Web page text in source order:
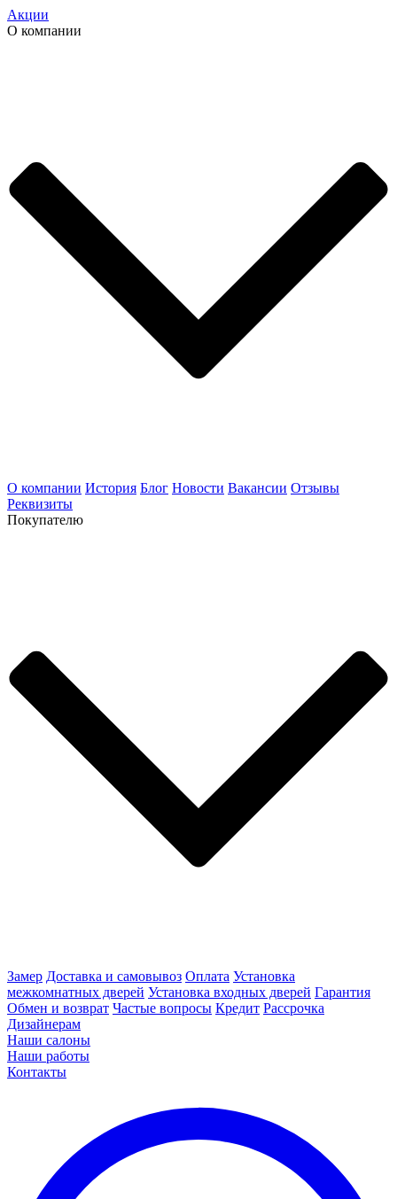
Акции
О компании
О компании История Блог Новости Вакансии Отзывы
Реквизиты
Покупателю
Замер Доставка и самовывоз Оплата Установка
межкомнатных дверей Установка входных дверей Гарантия
Обмен и возврат Частые вопросы Кредит Рассрочка
Дизайнерам
Наши салоны
Наши работы
Контакты